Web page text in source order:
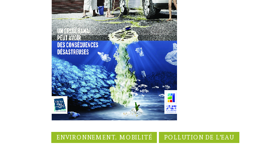
ENVIRONNEMENT, MOBILITÉ POLLUTION DE L'EAU